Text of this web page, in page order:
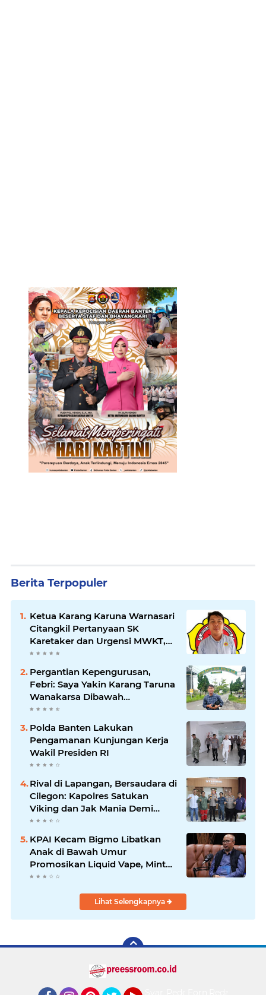
Berita Terpopuler
Ketua Karang Karuna Warnasari
Citangkil Pertanyaan SK
Karetaker dan Urgensi MWKT,
Saat Suasana Berduka
Pergantian Kepengurusan,
Febri: Saya Yakin Karang Taruna
Wanakarsa Dibawah
Kepemimpinan Bung Entus
Jauh Membawa Manfaat
Polda Banten Lakukan
Pengamanan Kunjungan Kerja
Wakil Presiden RI
Rival di Lapangan, Bersaudara di
Cilegon: Kapolres Satukan
Viking dan Jak Mania Demi
Nobar Damai Piala Presiden
KPAI Kecam Bigmo Libatkan
Anak di Bawah Umur
Promosikan Liquid Vape, Minta
Aparat Bertindak Tegas
Lihat Selengkapnya